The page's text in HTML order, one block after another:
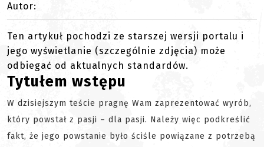
Autor:
Ten artykuł pochodzi ze starszej wersji portalu i
jego wyświetlanie (szczególnie zdjęcia) może
odbiegać od aktualnych standardów.
Tytułem wstępu
W dzisiejszym teście pragnę Wam zaprezentować wyrób,
który powstał z pasji – dla pasji. Należy więc podkreślić
fakt, że jego powstanie było ściśle powiązane z potrzebą